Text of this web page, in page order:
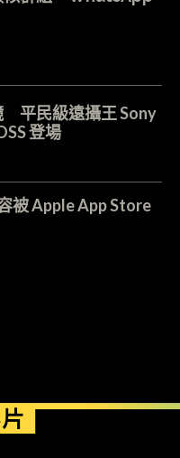
平民級遠攝王 Sony
登場
被 Apple App Store